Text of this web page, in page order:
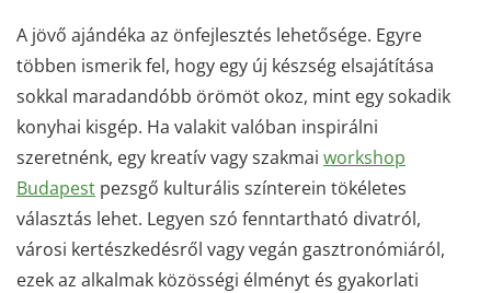
A jövő ajándéka az önfejlesztés lehetősége. Egyre
többen ismerik fel, hogy egy új készség elsajátítása
sokkal maradandóbb örömöt okoz, mint egy sokadik
konyhai kisgép. Ha valakit valóban inspirálni
szeretnénk, egy kreatív vagy szakmai workshop
Budapest pezsgő kulturális színterein tökéletes
választás lehet. Legyen szó fenntartható divatról,
városi kertészkedésről vagy vegán gasztronómiáról,
ezek az alkalmak közösségi élményt és gyakorlati